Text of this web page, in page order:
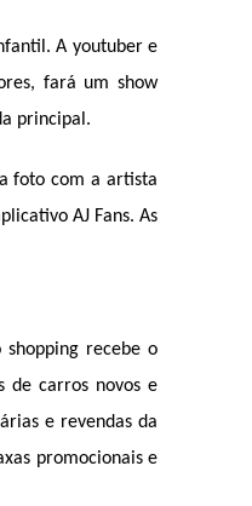
A youtuber e
fará um show
principal.
foto com a artista
AJ Fans. As
recebe o
de carros novos e
e revendas da
promocionais e